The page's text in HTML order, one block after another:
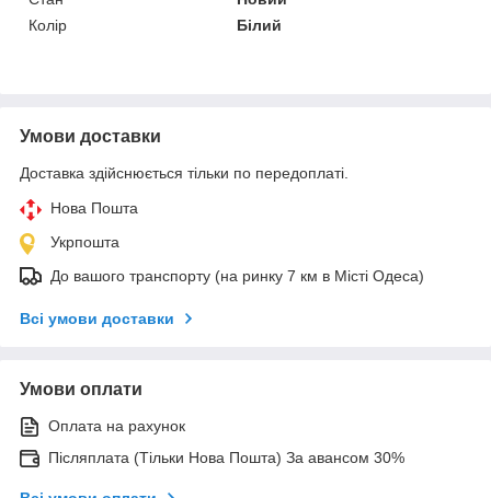
Колір
Білий
Умови доставки
Доставка здійснюється тільки по передоплаті.
Нова Пошта
Укрпошта
До вашого транспорту (на ринку 7 км в Місті Одеса)
Всі умови доставки
Умови оплати
Оплата на рахунок
Післяплата (Тільки Нова Пошта) За авансом 30%